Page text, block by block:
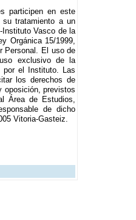
participen en este
su tratamiento a un
Instituto Vasco de la
Orgánica 15/1999,
Personal. El uso de
exclusivo de la
por el Instituto. Las
los derechos de
oposición, previstos
Área de Estudios,
de dicho
Vitoria-Gasteiz.